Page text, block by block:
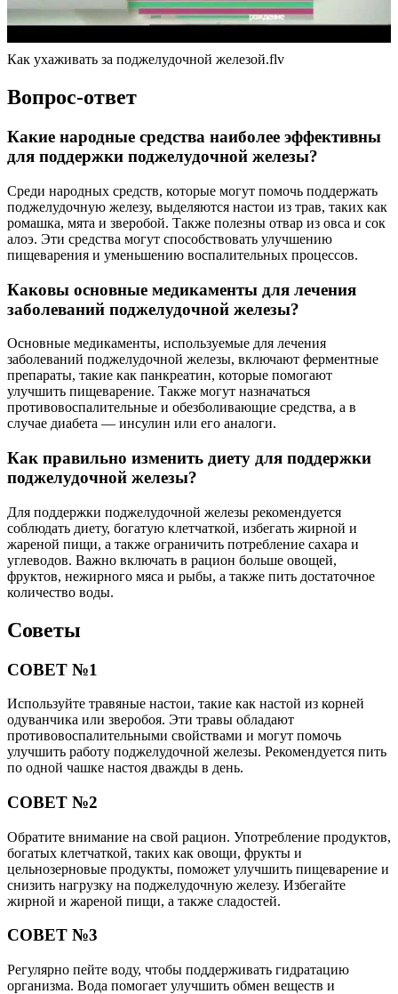
Как ухаживать за поджелудочной железой.flv
Вопрос-ответ
Какие народные средства наиболее эффективны
для поддержки поджелудочной железы?
Среди народных средств, которые могут помочь поддержать
поджелудочную железу, выделяются настои из трав, таких как
ромашка, мята и зверобой. Также полезны отвар из овса и сок
алоэ. Эти средства могут способствовать улучшению
пищеварения и уменьшению воспалительных процессов.
Каковы основные медикаменты для лечения
заболеваний поджелудочной железы?
Основные медикаменты, используемые для лечения
заболеваний поджелудочной железы, включают ферментные
препараты, такие как панкреатин, которые помогают
улучшить пищеварение. Также могут назначаться
противовоспалительные и обезболивающие средства, а в
случае диабета — инсулин или его аналоги.
Как правильно изменить диету для поддержки
поджелудочной железы?
Для поддержки поджелудочной железы рекомендуется
соблюдать диету, богатую клетчаткой, избегать жирной и
жареной пищи, а также ограничить потребление сахара и
углеводов. Важно включать в рацион больше овощей,
фруктов, нежирного мяса и рыбы, а также пить достаточное
количество воды.
Советы
СОВЕТ №1
Используйте травяные настои, такие как настой из корней
одуванчика или зверобоя. Эти травы обладают
противовоспалительными свойствами и могут помочь
улучшить работу поджелудочной железы. Рекомендуется пить
по одной чашке настоя дважды в день.
СОВЕТ №2
Обратите внимание на свой рацион. Употребление продуктов,
богатых клетчаткой, таких как овощи, фрукты и
цельнозерновые продукты, поможет улучшить пищеварение и
снизить нагрузку на поджелудочную железу. Избегайте
жирной и жареной пищи, а также сладостей.
СОВЕТ №3
Регулярно пейте воду, чтобы поддерживать гидратацию
организма. Вода помогает улучшить обмен веществ и